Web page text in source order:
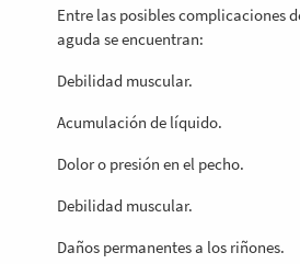
Entre las posibles complicaciones
aguda se encuentran:
Debilidad muscular.
Acumulación de líquido.
Dolor o presión en el pecho.
Debilidad muscular.
Daños permanentes a los riñones.